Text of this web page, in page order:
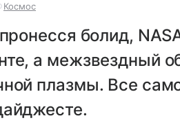
Космос
болид,
а межзвездный
плазмы. Все